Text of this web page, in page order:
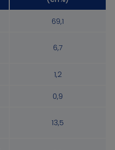
69,1
6,7
1,2
0,9
13,5